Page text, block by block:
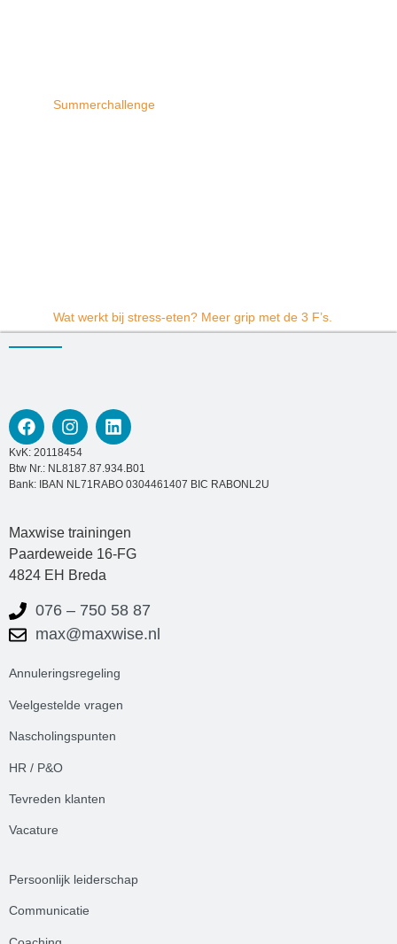
Summerchallenge
Wat werkt bij stress-eten? Meer grip met de 3 F’s.
KvK: 20118454
Btw Nr.: NL8187.87.934.B01
Bank: IBAN NL71RABO 0304461407 BIC RABONL2U
Maxwise trainingen
Paardeweide 16-FG
4824 EH Breda
076 – 750 58 87
max@maxwise.nl
Annuleringsregeling
Veelgestelde vragen
Nascholingspunten
HR / P&O
Tevreden klanten
Vacature
Persoonlijk leiderschap
Communicatie